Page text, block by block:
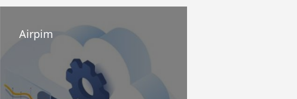
Airpim